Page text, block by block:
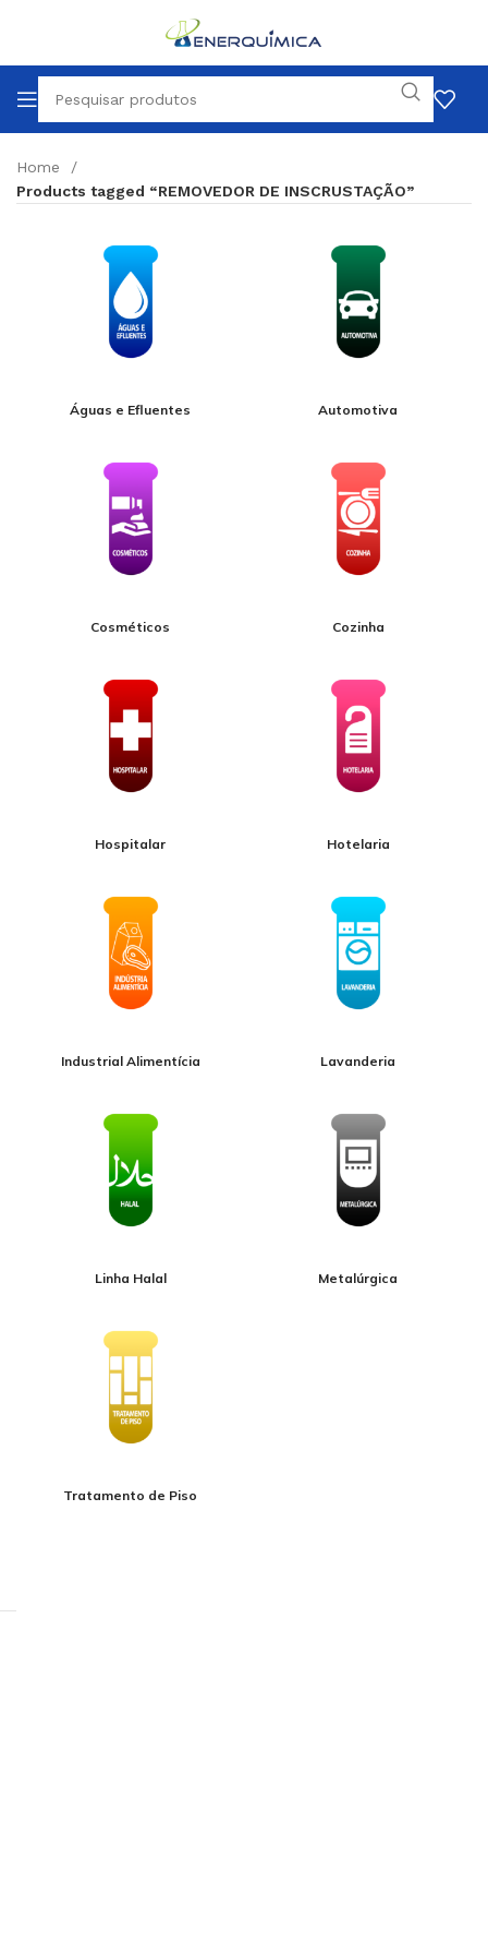
Home
Products tagged “REMOVEDOR DE INSCRUSTAÇÃO”
Águas e Efluentes Automotiva
Cosméticos Cozinha
Hospitalar Hotelaria
Industrial Alimentícia Lavanderia
Linha Halal Metalúrgica
Tratamento de Piso